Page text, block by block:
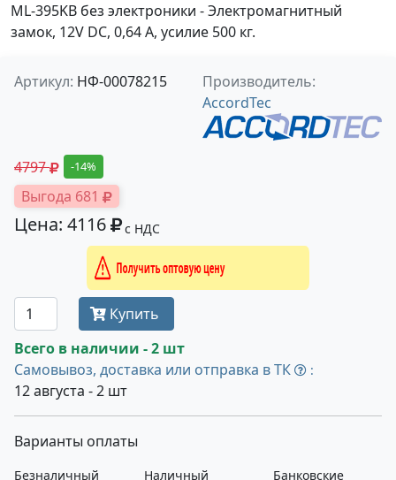
ML-395KB без электроники - Электромагнитный
замок, 12V DC, 0,64 A, усилие 500 кг.
Артикул: НФ-00078215
Производитель:
AccordTec
4797 -14%
Выгода 681
Цена: 4116 с НДС
Получить оптовую цену
Купить
Всего в наличии - 2 шт
Самовывоз, доставка или отправка в ТК
:
12 августа - 2 шт
Варианты оплаты
Безналичный
Наличный
Банковские